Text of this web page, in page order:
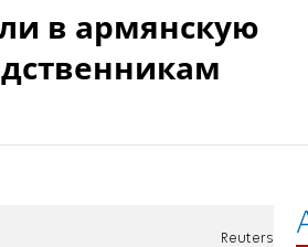
в армянскую
Reuters